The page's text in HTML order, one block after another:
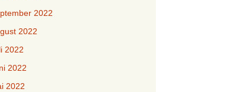
2022
2022
2022
2022
2022